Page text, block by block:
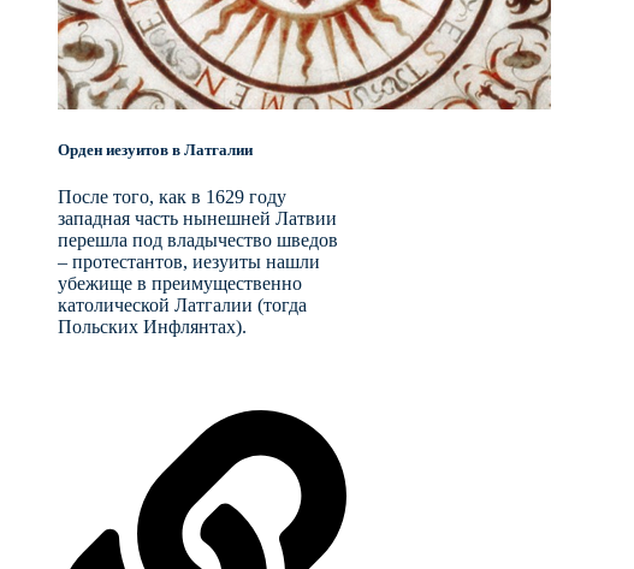
Орден иезуитов в Латгалии
После того, как в 1629 году
западная часть нынешней Латвии
перешла под владычество шведов
– протестантов, иезуиты нашли
убежище в преимущественно
католической Латгалии (тогда
Польских Инфлянтах).